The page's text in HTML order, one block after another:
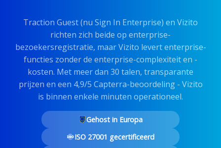
Traction Guest (nu Sign In Enterprise) en Vizito
richten zich beide op enterprise-
bezoekersregistratie, maar Vizito levert enterprise-
functies zonder de enterprise-complexiteit en -
kosten. Met meer dan 30 talen, transparante
prijzen en een 4,9/5 Capterra-beoordeling - Vizito
is binnen enkele minuten operationeel.
Gehost in Europa
ISO 27001 gecertificeerd